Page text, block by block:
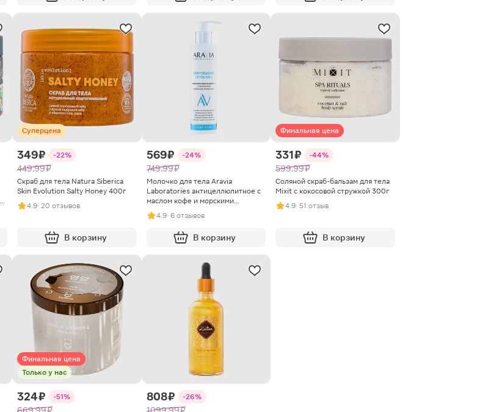
Суперцена
349 ₽ -22%
449.99 ₽
Скраб для тела Natura Siberica
Skin Evolution Salty Honey 400г
4.9· 20 отзывов
В корзину
569 ₽ -24%
749.99 ₽
Молочко для тела Aravia
Laboratories антицеллюлитное с
маслом кофе и морскими
минералами 200мл
4.9· 6 отзывов
В корзину
Финальная цена
331 ₽ -44%
599.99 ₽
Соляной скраб-бальзам для тела
Mixit с кокосовой стружкой 300г
4.9· 51 отзыв
В корзину
Финальная цена
Только у нас
324 ₽ -51%
669.99 ₽
808 ₽ -26%
1099.99 ₽